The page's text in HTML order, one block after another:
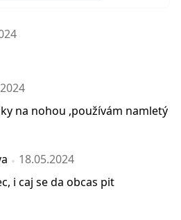
na nohou ,používám namletý
18.05.2024
i caj se da obcas pit